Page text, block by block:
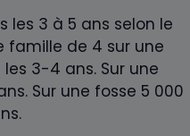
les 3 à 5 ans selon le
famille de 4 sur une
3-4 ans. Sur une
Sur une fosse 5 000